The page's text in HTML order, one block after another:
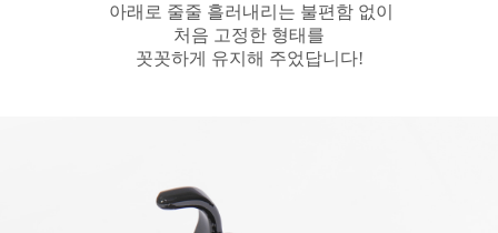
아래로 줄줄 흘러내리는 불편함 없이
처음 고정한 형태를
꼿꼿하게 유지해 주었답니다!